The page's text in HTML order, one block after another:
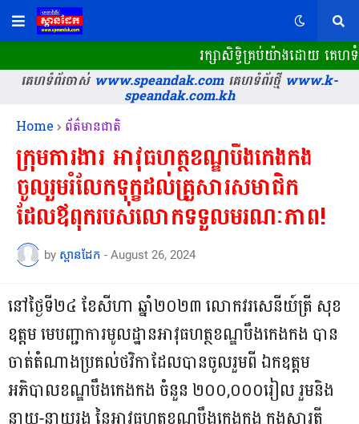
រក្សាសិទ្ធិគ្រប់យ៉ាងដោយ គេ
គេហទំព័រចាស់www.speandak.comគេហទំព័រថ្មីwww.k-
speandak.com.kh
Home ព័ត៌មានជាតិ
ក្រុមការងារ អាវុធហត្ថខណ្ឌបឹងកេងកង
ចូលរួមរំលែកទុក្ខដល់គ្រួសារសមាជិក
ដែលឪពុករបស់លោកទទួលមរណៈភាព!
by ស្ពានដែក - August 26, 2024
នៅថ្ងៃទី២៤ ខែសីហា ឆ្នាំ២០២៣ លោកវរសេនីយ៍ត្រី សុខ
ឧត្តម មេបញ្ជាការមូលដ្ឋានអាវុធហត្ថខណ្ឌបឹងកេងកង បាន
ចាត់តំណាងប្រគល់ថវិកាដែលបានចូលរួមពី ឯកឧត្តម
អភិបាលខណ្ឌបឹងកេងកង ចំនួន ២០០,០០០រៀល រួមនិង
នាយ-នាយរង នៃអាវុធហត្ថខណ្ឌបឹងកេងកង ក្នុងស្មារតី